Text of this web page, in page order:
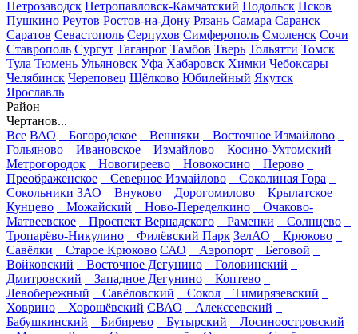
Петрозаводск Петропавловск-Камчатский Подольск Псков
Пушкино Реутов Ростов-на-Дону Рязань Самара Саранск
Саратов Севастополь Серпухов Симферополь Смоленск Сочи
Ставрополь Сургут Таганрог Тамбов Тверь Тольятти Томск
Тула Тюмень Ульяновск Уфа Хабаровск Химки Чебоксары
Челябинск Череповец Щёлково Юбилейный Якутск
Ярославль
Район
Чертанов...
Все ВАО Богородское Вешняки
Восточное Измайлово
Гольяново
Ивановское Измайлово
Косино-Ухтомский
Метрогородок
Новогиреево Новокосино
Перово
Преображенское
Северное Измайлово
Соколиная Гора
Сокольники ЗАО Внуково Дорогомилово
Крылатское
Кунцево
Можайский Ново-Переделкино
Очаково-
Матвеевское
Проспект Вернадского Раменки
Солнцево
Тропарёво-Никулино
Филёвский Парк ЗелАО
Крюково
Савёлки
Старое Крюково САО Аэропорт
Беговой
Войковский
Восточное Дегунино
Головинский
Дмитровский
Западное Дегунино
Коптево
Левобережный
Савёловский Сокол
Тимирязевский
Ховрино
Хорошёвский СВАО
Алексеевский
Бабушкинский
Бибирево Бутырский
Лосиноостровский